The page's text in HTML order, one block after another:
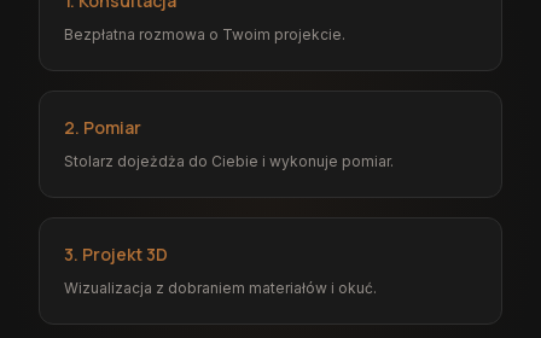
Bezpłatna rozmowa o Twoim projekcie.
2. Pomiar
Stolarz dojeżdża do Ciebie i wykonuje pomiar.
3. Projekt 3D
Wizualizacja z dobraniem materiałów i okuć.